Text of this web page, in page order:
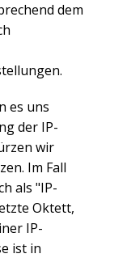
dem
es uns
der IP-
wir
Im Fall
als "IP-
Oktett,
IP-
ist in